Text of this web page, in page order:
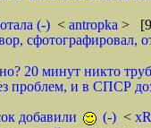
(-) < antropka >
20 минут никто
проблем, и в СПСР
добавили
(-) <